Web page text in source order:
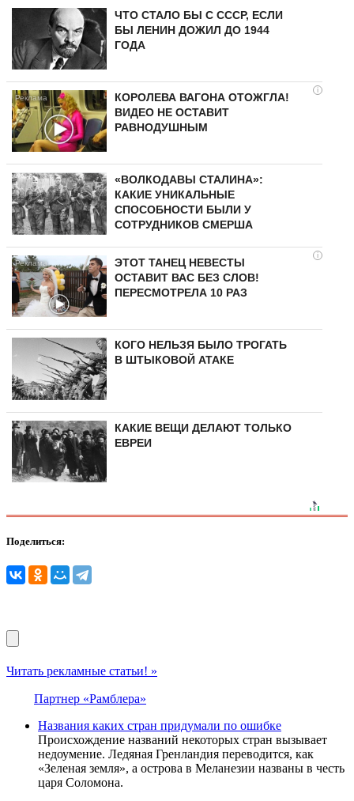
ЧТО СТАЛО БЫ С СССР, ЕСЛИ
БЫ ЛЕНИН ДОЖИЛ ДО 1944
ГОДА
i
КОРОЛЕВА ВАГОНА ОТОЖГЛА!
ВИДЕО НЕ ОСТАВИТ
РАВНОДУШНЫМ
«ВОЛКОДАВЫ СТАЛИНА»:
КАКИЕ УНИКАЛЬНЫЕ
СПОСОБНОСТИ БЫЛИ У
СОТРУДНИКОВ СМЕРША
i
ЭТОТ ТАНЕЦ НЕВЕСТЫ
ОСТАВИТ ВАС БЕЗ СЛОВ!
ПЕРЕСМОТРЕЛА 10 РАЗ
КОГО НЕЛЬЗЯ БЫЛО ТРОГАТЬ
В ШТЫКОВОЙ АТАКЕ
КАКИЕ ВЕЩИ ДЕЛАЮТ ТОЛЬКО
ЕВРЕИ
Поделиться:
Читать рекламные статьи! »
Партнер «Рамблера»
Названия каких стран придумали по ошибке
Происхождение названий некоторых стран вызывает
недоумение. Ледяная Гренландия переводится, как
«Зеленая земля», а острова в Меланезии названы в честь
царя Соломона.